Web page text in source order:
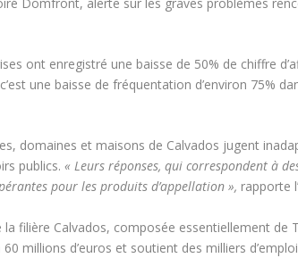
ont enregistré une baisse de 50% de chiffre
une baisse de fréquentation d’environ 75%
domaines et maisons de Calvados jugent
publics. « Leurs réponses, qui correspondent à
pour les produits d’appellation », rapporte
filière Calvados, composée essentiellement de
millions d’euros et soutient des milliers